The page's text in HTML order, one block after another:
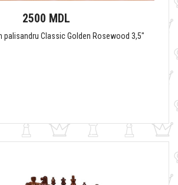
2500 MDL
palisandru Classic Golden Rosewood 3,5"